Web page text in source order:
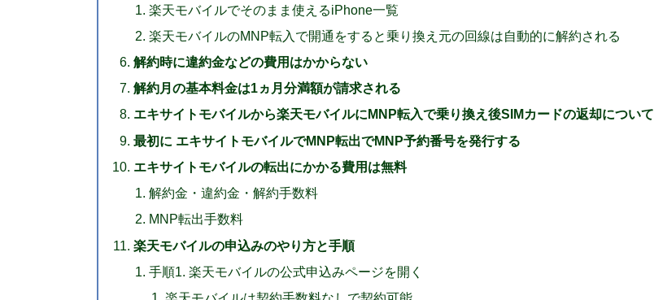
楽天モバイルでそのまま使えるiPhone一覧
楽天モバイルのMNP転入で開通をすると乗り換え元の回線は自動的に解約される
解約時に違約金などの費用はかからない
解約月の基本料金は1ヵ月分満額が請求される
エキサイトモバイルから楽天モバイルにMNP転入で乗り換え後SIMカードの返却について
最初に エキサイトモバイルでMNP転出でMNP予約番号を発行する
エキサイトモバイルの転出にかかる費用は無料
解約金・違約金・解約手数料
MNP転出手数料
楽天モバイルの申込みのやり方と手順
手順1. 楽天モバイルの公式申込みページを開く